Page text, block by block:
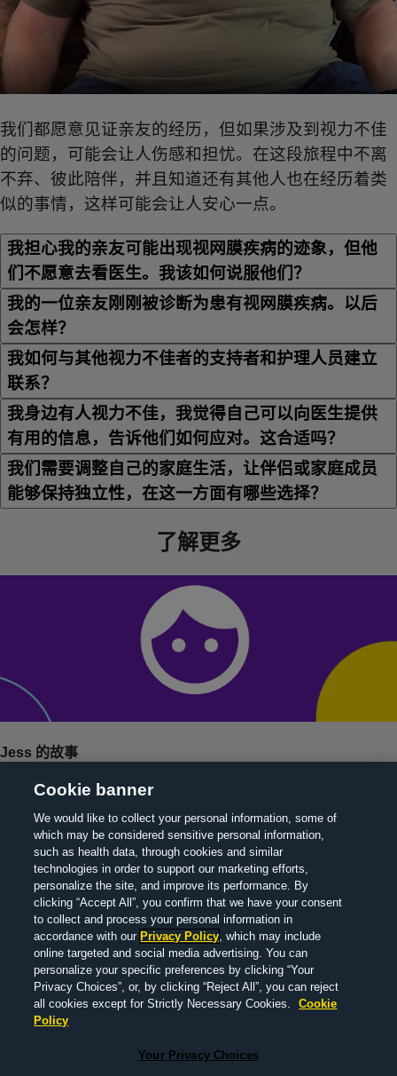
我们都愿意见证亲友的经历，但如果涉及到视力不佳
的问题，可能会让人伤感和担忧。在这段旅程中不离
不弃、彼此陪伴，并且知道还有其他人也在经历着类
似的事情，这样可能会让人安心一点。
我担心我的亲友可能出现视网膜疾病的迹象，但他
们不愿意去看医生。我该如何说服他们？
我的一位亲友刚刚被诊断为患有视网膜疾病。以后
会怎样？
我如何与其他视力不佳者的支持者和护理人员建立
联系？
我身边有人视力不佳，我觉得自己可以向医生提供
有用的信息，告诉他们如何应对。这合适吗？
我们需要调整自己的家庭生活，让伴侣或家庭成员
能够保持独立性，在这一方面有哪些选择？
了解更多
Jess 的故事
寻找合适的心理健康支持，帮助
更多问题解答即将发布。
> 关于我们 > 联系我们 > 法律信息 > 隐私政策
> 医疗信
Your Privacy Choices
Non-Promotional-Not Product Related-2024.03.M-CN-
Cookie banner
We would like to collect your personal information, some of
which may be considered sensitive personal information,
such as health data, through cookies and similar
technologies in order to support our marketing efforts,
personalize the site, and improve its performance. By
clicking “Accept All”, you confirm that we have your consent
to collect and process your personal information in
accordance with our Privacy Policy, which may include
online targeted and social media advertising. You can
personalize your specific preferences by clicking “Your
Privacy Choices”, or, by clicking “Reject All”, you can reject
all cookies except for Strictly Necessary Cookies.
Cookie
Policy
Your Privacy Choices